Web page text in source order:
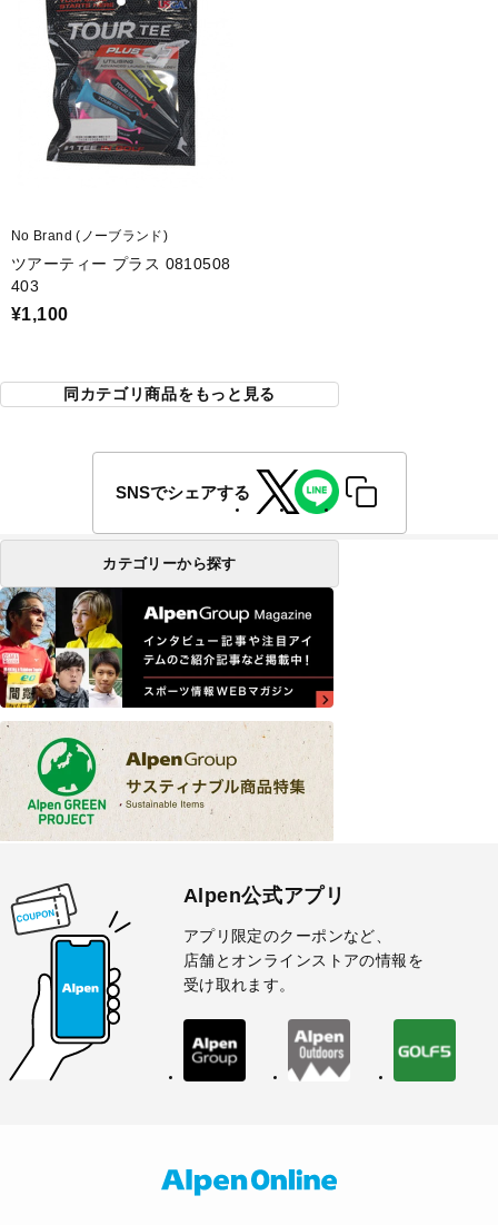
No Brand (ノーブランド)
ツアーティー プラス 0810508
403
¥1,100
同カテゴリ商品をもっと見る
SNSでシェアする
カテゴリーから探す
Alpen公式アプリ
アプリ限定のクーポンなど、
店舗とオンラインストアの情報を
受け取れます。